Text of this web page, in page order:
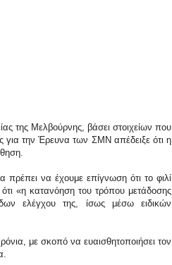
της Μελβούρνης, βάσει στοιχείων που
για την Έρευνα των ΣΜΝ απέδειξε ότι η
πρέπει να έχουμε επίγνωση ότι το φιλί
«η κατανόηση του τρόπου μετάδοσης
ελέγχου της, ίσως μέσω ειδικών
με σκοπό να ευαισθητοποιήσει τον